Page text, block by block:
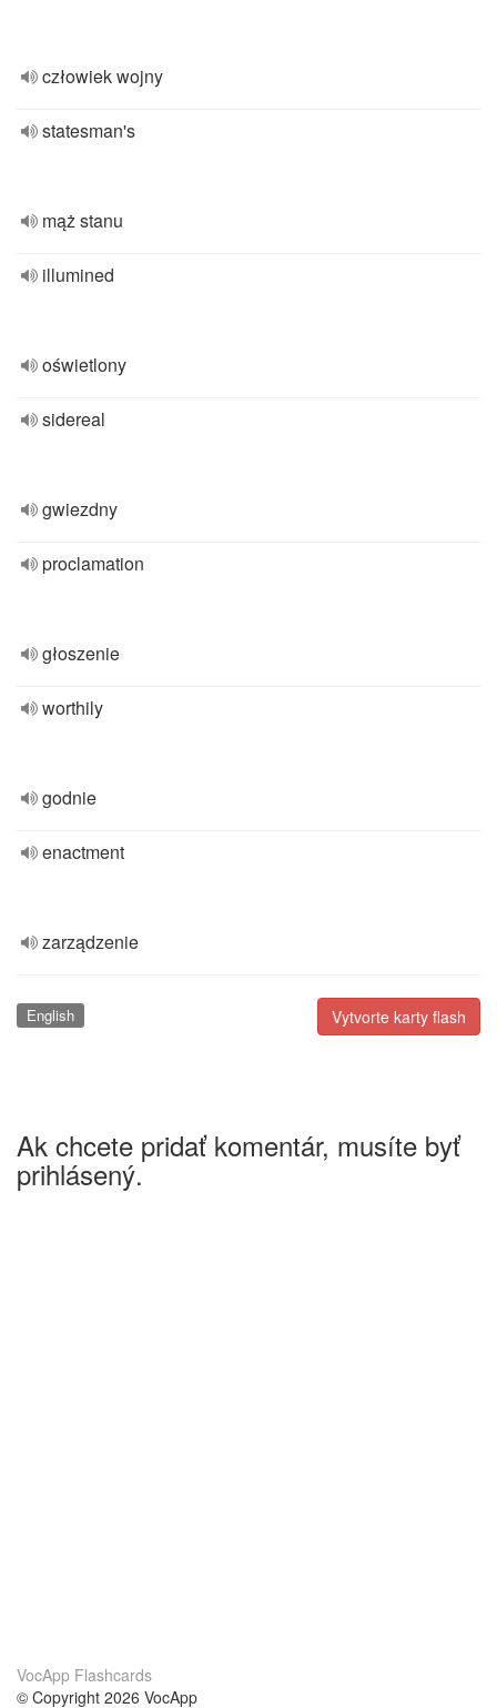
człowiek wojny
statesman's
mąż stanu
illumined
oświetlony
sidereal
gwiezdny
proclamation
głoszenie
worthily
godnie
enactment
zarządzenie
Vytvorte karty flash
English
Ak chcete pridať komentár, musíte byť
prihlásený.
VocApp Flashcards
© Copyright 2026 VocApp